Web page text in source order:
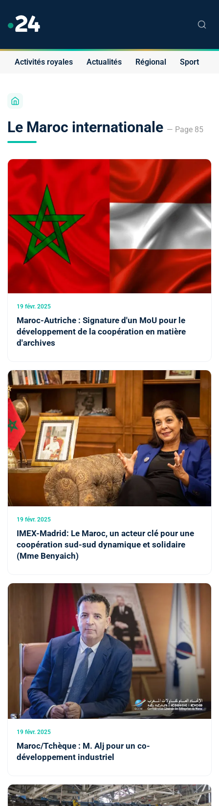
Activités royales Actualités Régional Sport
Le Maroc internationale — Page 85
19 févr. 2025
Maroc-Autriche : Signature d'un MoU pour le
développement de la coopération en matière
d'archives
19 févr. 2025
IMEX-Madrid: Le Maroc, un acteur clé pour une
coopération sud-sud dynamique et solidaire
(Mme Benyaich)
19 févr. 2025
Maroc/Tchèque : M. Alj pour un co-
développement industriel